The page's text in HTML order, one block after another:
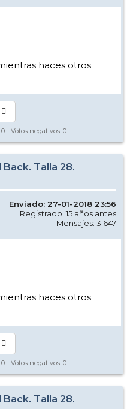
haces otros
0 - Votos negativos: 0
Talla 28.
Enviado: 27-01-2018 23:56
Registrado: 15 años antes
Mensajes: 3.647
haces otros
0 - Votos negativos: 0
Talla 28.